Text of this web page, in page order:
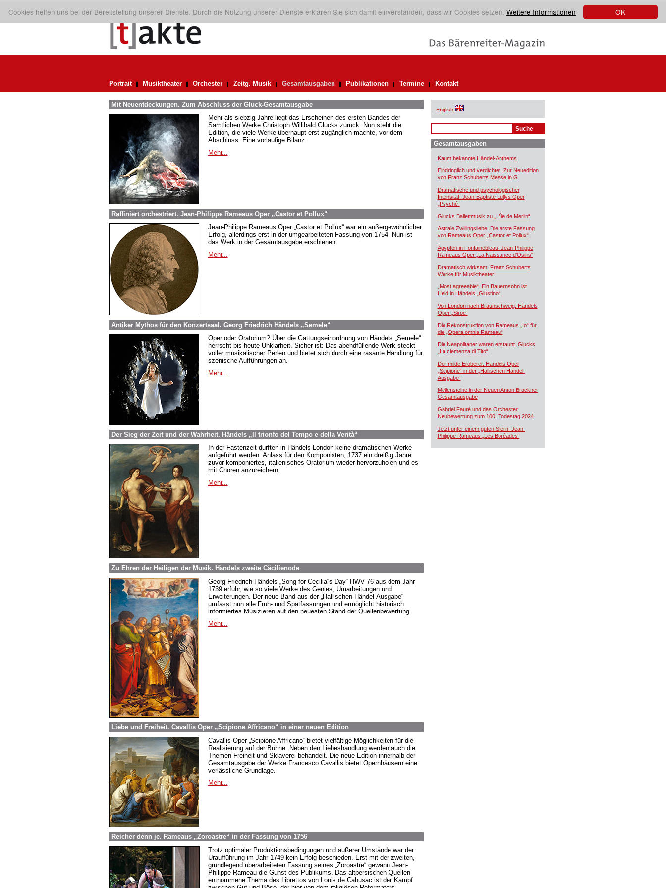
OK
Cookies helfen uns bei der Bereitstellung unserer Dienste. Durch die Nutzung unserer Dienste erklären Sie sich damit einverstanden, dass wir Cookies setzen. Weitere Informationen
Portrait Musiktheater Orchester Zeitg. Musik Gesamtausgaben Publikationen Termine Kontakt
Mit Neuentdeckungen. Zum Abschluss der Gluck-Gesamtausgabe
Mehr als siebzig Jahre liegt das Erscheinen des ersten Bandes der
Sämtlichen Werke Christoph Willibald Glucks zurück. Nun steht die
Edition, die viele Werke überhaupt erst zugänglich machte, vor dem
Abschluss. Eine vorläufige Bilanz.
Mehr...
Raffiniert orchestriert. Jean-Philippe Rameaus Oper „Castor et Pollux“
Jean-Philippe Rameaus Oper „Castor et Pollux“ war ein außergewöhnlicher
Erfolg, allerdings erst in der umgearbeiteten Fassung von 1754. Nun ist
das Werk in der Gesamtausgabe erschienen.
Mehr...
Antiker Mythos für den Konzertsaal. Georg Friedrich Händels „Semele“
Oper oder Oratorium? Über die Gattungseinordnung von Händels „Semele“
herrscht bis heute Unklarheit. Sicher ist: Das abendfüllende Werk steckt
voller musikalischer Perlen und bietet sich durch eine rasante Handlung für
szenische Aufführungen an.
Mehr...
Der Sieg der Zeit und der Wahrheit. Händels „Il trionfo del Tempo e della Verità“
In der Fastenzeit durften in Händels London keine dramatischen Werke
aufgeführt werden. Anlass für den Komponisten, 1737 ein dreißig Jahre
zuvor komponiertes, italienisches Oratorium wieder hervorzuholen und es
mit Chören anzureichern.
Mehr...
Zu Ehren der Heiligen der Musik. Händels zweite Cäcilienode
Georg Friedrich Händels „Song for Cecilia“s Day“ HWV 76 aus dem Jahr
1739 erfuhr, wie so viele Werke des Genies, Umarbeitungen und
Erweiterungen. Der neue Band aus der „Hallischen Händel-Ausgabe“
umfasst nun alle Früh- und Spätfassungen und ermöglicht historisch
informiertes Musizieren auf den neuesten Stand der Quellenbewertung.
Mehr...
Liebe und Freiheit. Cavallis Oper „Scipione Affricano“ in einer neuen Edition
Cavallis Oper „Scipione Affricano“ bietet vielfältige Möglichkeiten für die
Realisierung auf der Bühne. Neben den Liebeshandlung werden auch die
Themen Freiheit und Sklaverei behandelt. Die neue Edition innerhalb der
Gesamtausgabe der Werke Francesco Cavallis bietet Opernhäusern eine
verlässliche Grundlage.
Mehr...
Reicher denn je. Rameaus „Zoroastre“ in der Fassung von 1756
Trotz optimaler Produktionsbedingungen und äußerer Umstände war der
Uraufführung im Jahr 1749 kein Erfolg beschieden. Erst mit der zweiten,
grundlegend überarbeiteten Fassung seines „Zoroastre“ gewann Jean-
Philippe Rameau die Gunst des Publikums. Das altpersischen Quellen
entnommene Thema des Librettos von Louis de Cahusac ist der Kampf
English
Gesamtausgaben
Kaum bekannte Händel-Anthems
Eindringlich und verdichtet. Zur Neuedition
von Franz Schuberts Messe in G
Dramatische und psychologischer
Intensität. Jean-Baptiste Lullys Oper
„Psyché“
Glucks Ballettmusik zu „L’Île de Merlin“
Astrale Zwillingsliebe. Die erste Fassung
von Rameaus Oper „Castor et Pollux“
Ägypten in Fontainebleau. Jean-Philippe
Rameaus Oper „La Naissance d’Osiris"
Dramatisch wirksam. Franz Schuberts
Werke für Musiktheater
„Most agreeable“. Ein Bauernsohn ist
Held in Händels „Giustino“
Von London nach Braunschweig: Händels
Oper „Siroe“
Die Rekonstruktion von Rameaus „Io“ für
die „Opera omnia Rameau“
Die Neapolitaner waren erstaunt. Glucks
„La clemenza di Tito“
Der milde Eroberer. Händels Oper
„Scipione“ in der „Hallischen Händel-
Ausgabe“
Meilensteine in der Neuen Anton Bruckner
Gesamtausgabe
Gabriel Fauré und das Orchester.
Neubewertung zum 100. Todestag 2024
Jetzt unter einem guten Stern. Jean-
Philippe Rameaus „Les Boréades“